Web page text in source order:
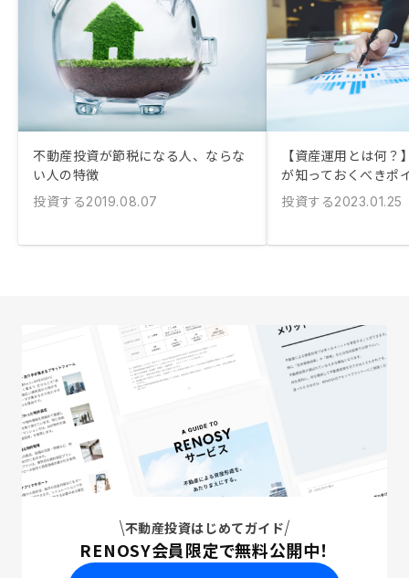
不動産投資が節税になる人、ならな
い人の特徴
投資する2019.08.07
【資産運用とは何
が知っておくべきポ
投資する2023.01.25
不動産投資はじめてガイド
RENOSY会員限定で無料公開中！